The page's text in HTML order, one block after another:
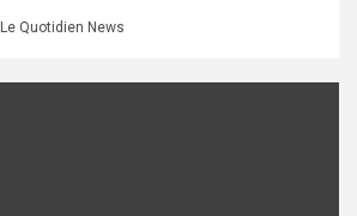
Le Quotidien News